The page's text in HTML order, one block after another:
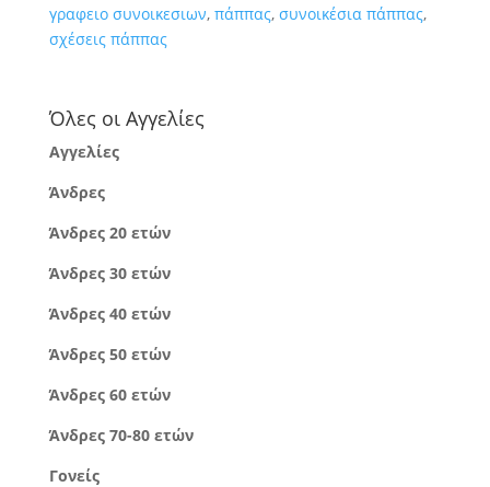
γραφειο συνοικεσιων, πάππας, συνοικέσια πάππας,
σχέσεις πάππας
Όλες οι Αγγελίες
Αγγελίες
Άνδρες
Άνδρες 20 ετών
Άνδρες 30 ετών
Άνδρες 40 ετών
Άνδρες 50 ετών
Άνδρες 60 ετών
Άνδρες 70-80 ετών
Γονείς